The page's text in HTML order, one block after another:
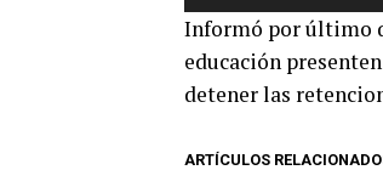
audio
Informó por último
educación
detener las
ARTÍCULOS